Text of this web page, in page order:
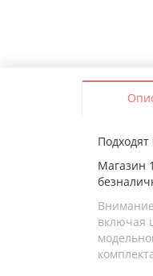
Магазин
включая